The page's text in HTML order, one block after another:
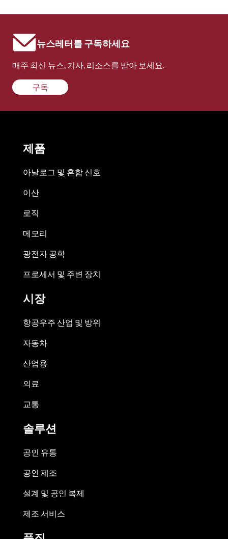
뉴스레터를 구독하세요
매주 최신 뉴스, 기사, 리소스를 받아 보세요.
구독
제품
아날로그 및 혼합 신호
이산
로직
메모리
광전자 공학
프로세서 및 주변 장치
시장
항공우주 산업 및 방위
자동차
산업용
의료
교통
솔루션
공인 유통
공인 제조
설계 및 공인 복제
제조 서비스